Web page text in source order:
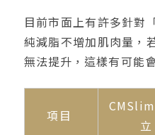
目前市面上有許多針對
純減脂不增加肌肉量，
無法提升，這樣有可能
項目
立